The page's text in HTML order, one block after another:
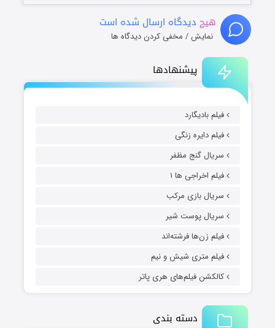
پیشنهادها
فیلم بادیگارد
فیلم دایره زنگی
سریال گنج مظفر
فیلم اخراجی ها ۱
سریال بازی مرکب
سریال پوست شیر
فیلم زن‌ها فرشته‌اند
فیلم متری شیش و نیم
کالکشن فیلم‌های هری پاتر
دسته بندی
هیچ دیدگاه ارسال شده است
نمایش / مخفی کردن دیدگاه ها